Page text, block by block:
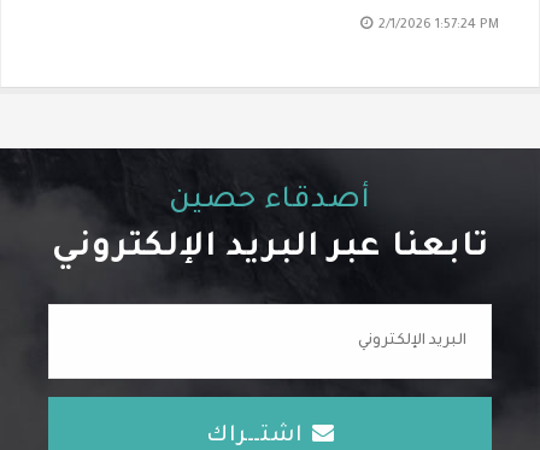
2/1/2026 1:57:24 PM
أصدقاء حصين
تابعنا عبر البريد الإلكتروني
اشتــراك